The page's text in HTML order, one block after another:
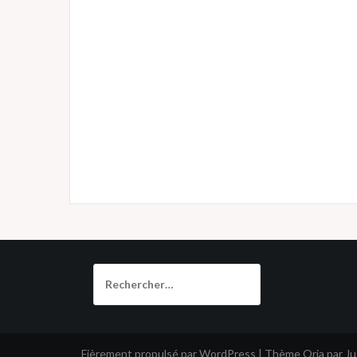
Fièrement propulsé par WordPress | Thème Oria par